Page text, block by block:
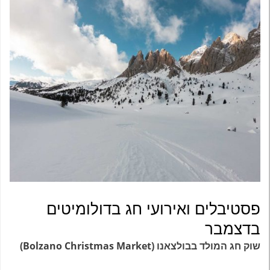
פסטיבלים ואירועי חג בדולומיטים
בדצמבר
שוק חג המולד בבולצאנו (Bolzano Christmas Market)